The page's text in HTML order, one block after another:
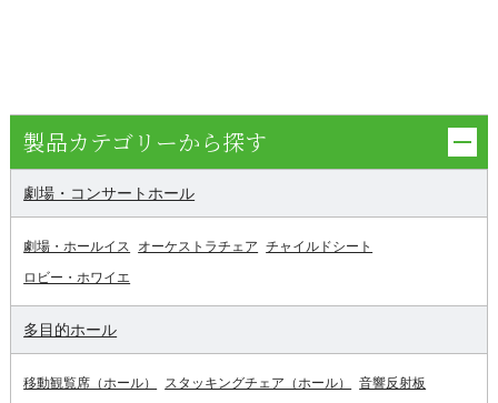
製品カテゴリーから探す
劇場・コンサートホール
劇場・ホールイス オーケストラチェア チャイルドシート
ロビー・ホワイエ
多目的ホール
移動観覧席（ホール） スタッキングチェア（ホール）
音響反射板